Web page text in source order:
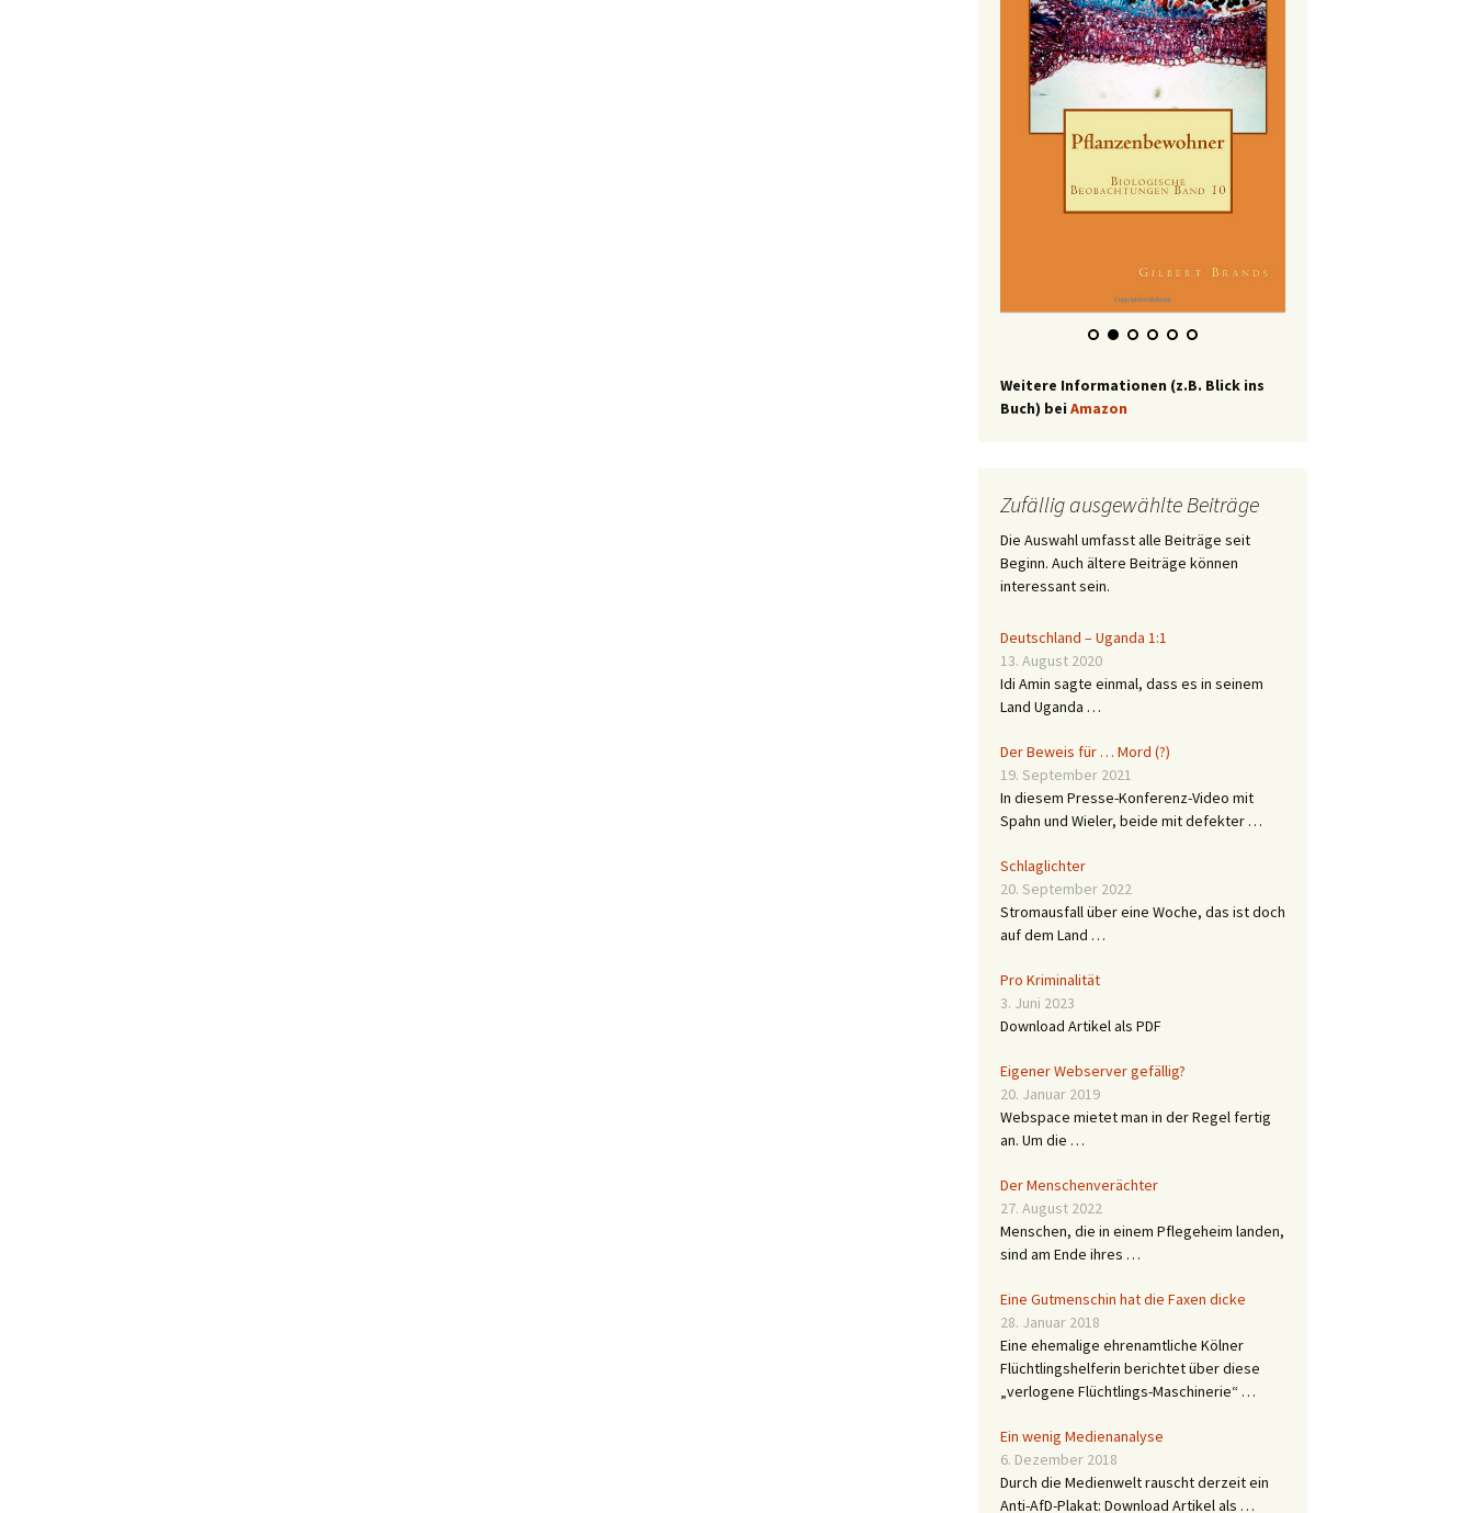
Weitere Informationen (z.B. Blick ins
Buch) bei Amazon
Zufällig ausgewählte Beiträge
Die Auswahl umfasst alle Beiträge seit
Beginn. Auch ältere Beiträge können
interessant sein.
Deutschland – Uganda 1:1
13. August 2020
Idi Amin sagte einmal, dass es in seinem
Land Uganda …
Der Beweis für … Mord (?)
19. September 2021
In diesem Presse-Konferenz-Video mit
Spahn und Wieler, beide mit defekter …
Schlaglichter
20. September 2022
Stromausfall über eine Woche, das ist doch
auf dem Land …
Pro Kriminalität
3. Juni 2023
Download Artikel als PDF
Eigener Webserver gefällig?
20. Januar 2019
Webspace mietet man in der Regel fertig
an. Um die …
Der Menschenverächter
27. August 2022
Menschen, die in einem Pflegeheim landen,
sind am Ende ihres …
Eine Gutmenschin hat die Faxen dicke
28. Januar 2018
Eine ehemalige ehrenamtliche Kölner
Flüchtlingshelferin berichtet über diese
„verlogene Flüchtlings-Maschinerie“ …
Ein wenig Medienanalyse
6. Dezember 2018
Durch die Medienwelt rauscht derzeit ein
Anti-AfD-Plakat: Download Artikel als …